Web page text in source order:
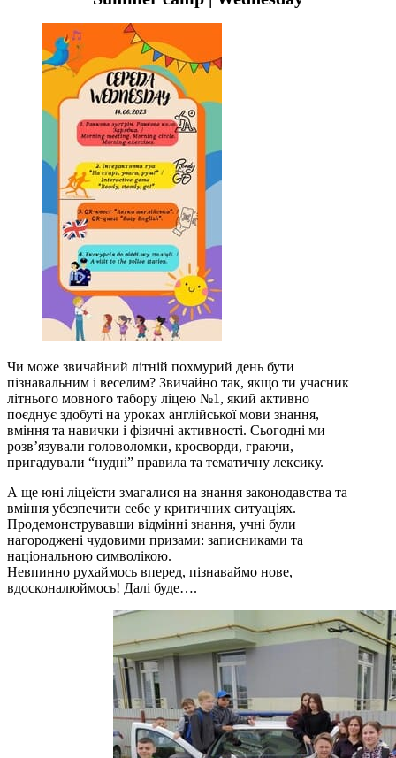
Чи може звичайний літній похмурий день бути
пізнавальним і веселим? Звичайно так, якщо ти учасник
літнього мовного табору ліцею №1, який активно
поєднує здобуті на уроках англійської мови знання,
вміння та навички і фізичні активності. Сьогодні ми
розв’язували головоломки, кросворди, граючи,
пригадували “нудні” правила та тематичну лексику.
А ще юні ліцеїсти змагалися на знання законодавства та
вміння убезпечити себе у критичних ситуаціях.
Продемонструвавши відмінні знання, учні були
нагороджені чудовими призами: записниками та
національною символікою.
Невпинно рухаймось вперед, пізнаваймо нове,
вдосконалюймось! Далі буде….